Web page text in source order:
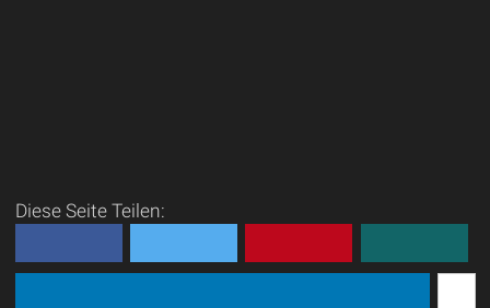
Diese Seite Teilen: